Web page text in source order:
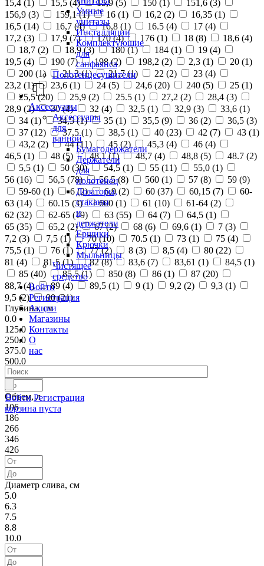
Умные
унитазы
Инсталляции
Комплектующие
для
санфаянса
Полотенцесушители
Аксессуары
Аксессуары
для
ванной
Бумагодержатели
Держатели
для
полотенец
Дозаторы,
стаканы
и
держатели
Ершики
Крючки
Мыльницы
Чистящее
средство
Войти
Регистрация
Акции
Магазины
Контакты
О
нас
Войти Регистрация
корзина пуста
15,4 (1 ) 15,5 (4) 15,9 (5) 150 (1 ) 151,6 (3)
156,9 (3) 159,1 (1) 16 (1) 16,2 (2) 16,35 (1)
16,5 (14) 16,7 (4) 16,8 (1) 16.5 (4) 17 (4)
17,2 (3) 17,9 (7) 170 (4) 176 (1) 18 (8) 18,6 (4)
18,7 (2) 18,9 (3) 180 (1) 184 (1) 19 (4)
19,5 (4) 190 (7) 198 (2) 198,2 (2) 2,3 (1) 20 (1)
200 (1) 21,3 (1) 21,7 (1) 22 (2) 23 (4)
23,2 (1) 23,6 (1) 24 (5) 24,6 (20) 240 (5) 25 (1)
25,5 (20) 25,9 (2) 25.5 (1) 27,2 (2) 28,4 (3)
28,9 (2) 30 (4) 32 (4) 32,5 (1) 32,9 (3) 33,6 (1)
34 (1) 34,5 (1) 35 (1) 35,5 (9) 36 (2) 36,5 (3)
37 (12) 37,5 (1) 38,5 (1) 40 (23) 42 (7) 43 (1)
43,2 (2) 44 (11) 45 (2) 45,3 (4) 46 (4)
46,5 (1) 48 (5) 48,1 (1) 48,7 (4) 48,8 (5) 48.7 (2)
5,5 (1) 50 (30) 54,5 (1) 55 (11) 55,0 (1)
56 (16) 56,5 (78) 56.5 (8) 560 (1) 57 (8) 59 (9)
59-60 (1) 6 (2) 6,9 (2) 60 (37) 60,15 (7)
60-
63 (14) 60.15 (3) 600 (1) 61 (10) 61-64 (2)
62 (32) 62-65 (19) 63 (55) 64 (7) 64,5 (1)
65 (35) 65,2 (2) 67 (2) 68 (6) 69,6 (1) 7 (3)
7,2 (3) 7,5 (1) 70 (10) 70.5 (1) 73 (1) 75 (4)
75,5 (1) 76 (1) 77 (2) 8 (3) 8,5 (4) 80 (22)
81 (4) 81,5 (1) 82 (8) 83,6 (7) 83,61 (1) 84,5 (1)
85 (40) 85,5 (1) 850 (8) 86 (1) 87 (20)
88,7 (4) 89 (4) 89,5 (1) 9 (1) 9,2 (2) 9,3 (1)
9,5 (2) 90 (21)
Глубина, см
0.0
125.0
250.0
375.0
500.0
Объем, л
106
186
266
346
426
Диаметр слива, см
5.0
6.3
7.5
8.8
10.0